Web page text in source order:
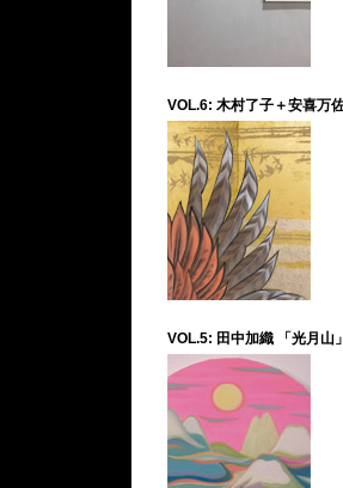
VOL.6: 木村了子＋安喜万
VOL.5: 田中加織 「光月山」